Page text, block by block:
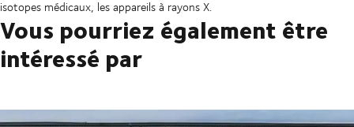
isotopes médicaux, les appareils à rayons X.
Vous pourriez également être
intéressé par